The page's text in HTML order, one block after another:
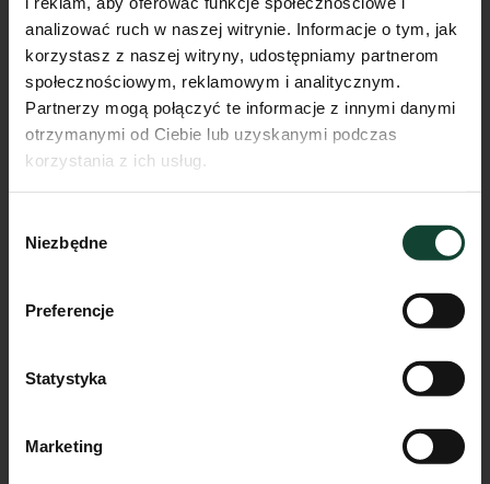
analizować ruch w naszej witrynie. Informacje o tym, jak
korzystasz z naszej witryny, udostępniamy partnerom
społecznościowym, reklamowym i analitycznym.
Partnerzy mogą połączyć te informacje z innymi danymi
otrzymanymi od Ciebie lub uzyskanymi podczas
korzystania z ich usług.
zgody
Niezbędne
Preferencje
Statystyka
Marketing
Mieszkanie F.A.13
Pokoje
Przejdź do karty mieszkania